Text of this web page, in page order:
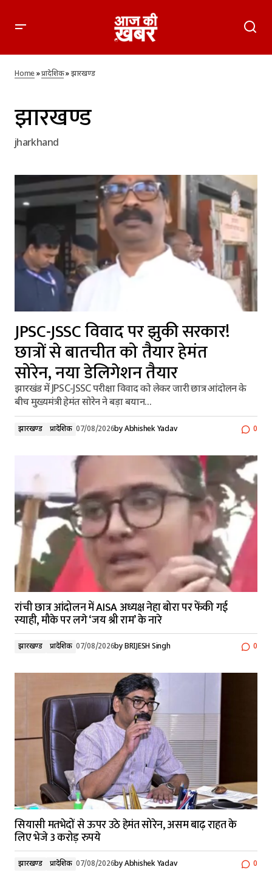
Home»प्रादेशिक»झारखण्ड
झारखण्ड
jharkhand
JPSC-JSSC विवाद पर झुकी सरकार!
छात्रों से बातचीत को तैयार हेमंत
सोरेन, नया डेलिगेशन तैयार
झारखंड में JPSC-JSSC परीक्षा विवाद को लेकर जारी छात्र आंदोलन के
बीच मुख्यमंत्री हेमंत सोरेन ने बड़ा बयान…
झारखण्ड प्रादेशिक 07/08/2026byAbhishek Yadav 0
रांची छात्र आंदोलन में AISA अध्यक्ष नेहा बोरा पर फेंकी गई
स्याही, मौके पर लगे ‘जय श्री राम’ के नारे
झारखण्ड प्रादेशिक 07/08/2026byBRIJESH Singh 0
सियासी मतभेदों से ऊपर उठे हेमंत सोरेन, असम बाढ़ राहत के
लिए भेजे 3 करोड़ रुपये
झारखण्ड प्रादेशिक 07/08/2026byAbhishek Yadav 0